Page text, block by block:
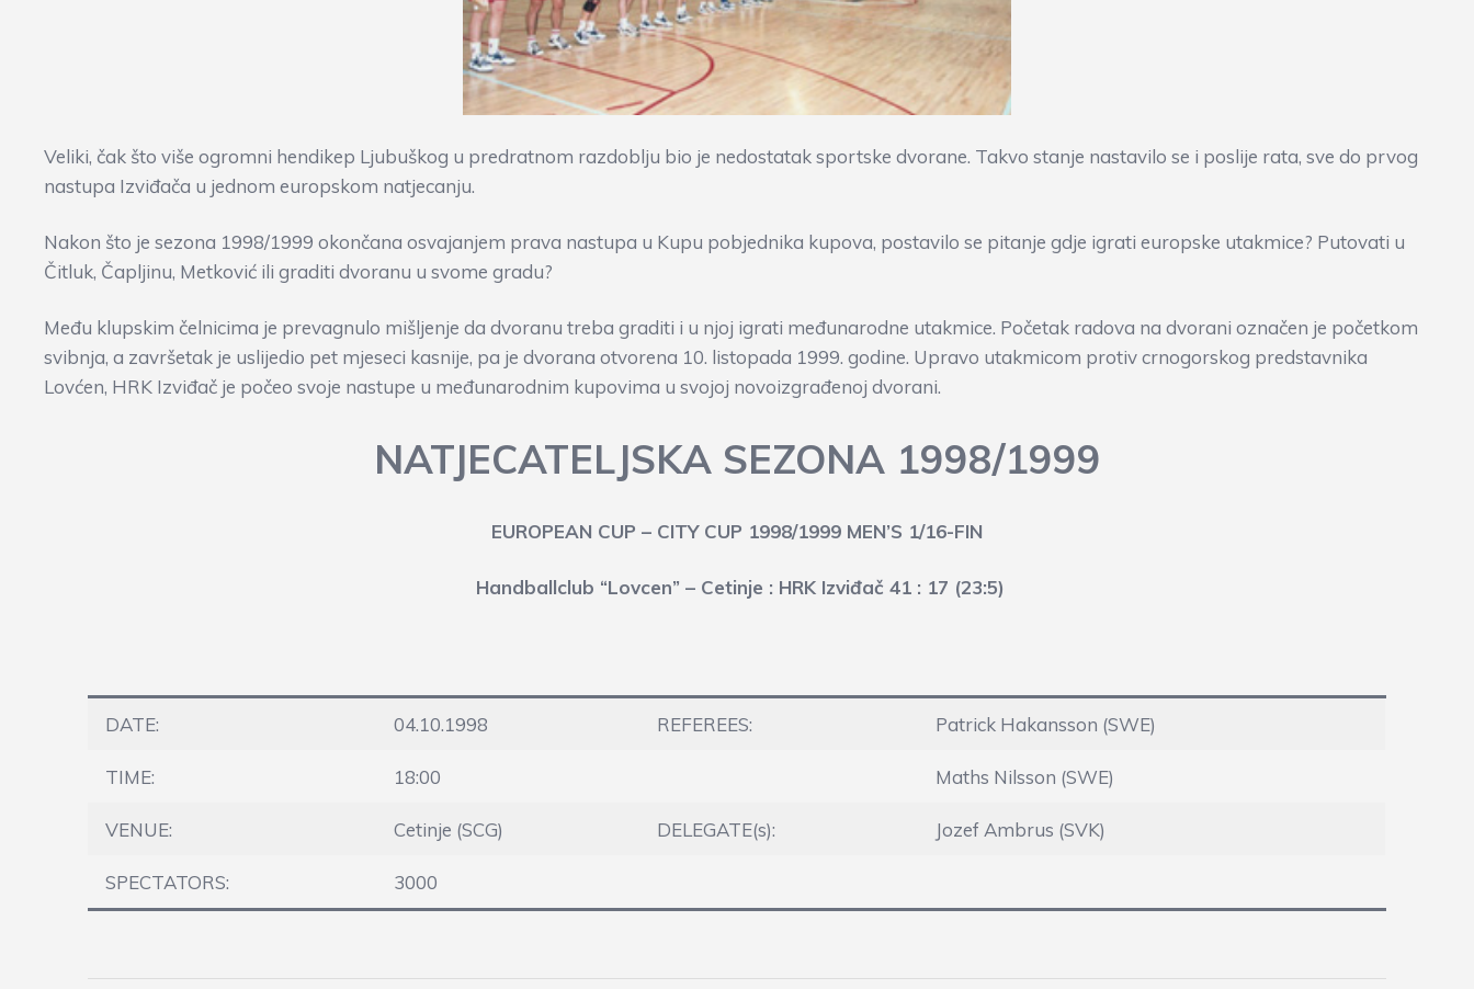
Veliki, čak što više ogromni hendikep Ljubuškog u predratnom razdoblju bio je nedostatak sportske dvorane. Takvo stanje nastavilo se i poslije rata, sve do prvog
nastupa Izviđača u jednom europskom natjecanju.
Nakon što je sezona 1998/1999 okončana osvajanjem prava nastupa u Kupu pobjednika kupova, postavilo se pitanje gdje igrati europske utakmice? Putovati u
Čitluk, Čapljinu, Metković ili graditi dvoranu u svome gradu?
Među klupskim čelnicima je prevagnulo mišljenje da dvoranu treba graditi i u njoj igrati međunarodne utakmice. Početak radova na dvorani označen je početkom
svibnja, a završetak je uslijedio pet mjeseci kasnije, pa je dvorana otvorena 10. listopada 1999. godine. Upravo utakmicom protiv crnogorskog predstavnika
Lovćen, HRK Izviđač je počeo svoje nastupe u međunarodnim kupovima u svojoj novoizgrađenoj dvorani.
NATJECATELJSKA SEZONA 1998/1999
EUROPEAN CUP – CITY CUP 1998/1999 MEN’S 1/16-FIN
Handballclub “Lovcen” – Cetinje : HRK Izviđač 41 : 17 (23:5)
DATE: 04.10.1998 REFEREES: Patrick Hakansson (SWE)
TIME: 18:00 Maths Nilsson (SWE)
VENUE: Cetinje (SCG) DELEGATE(s): Jozef Ambrus (SVK)
SPECTATORS: 3000